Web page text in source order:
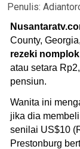
Penulis:
County,
rezeki nomplok
atau setara
pensiun.
Wanita ini
jika dia
senilai US$10
Prestonburg